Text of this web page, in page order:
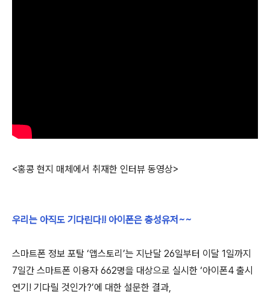
<홍콩 현지 매체에서 취재한 인터뷰 동영상>
우리는 아직도 기다린다!! 아이폰은 충성유저~~
스마트폰 정보 포탈 ‘앱스토리’는 지난달 26일부터 이달 1일까지
7일간 스마트폰 이용자 662명을 대상으로 실시한 ‘아이폰4 출시
연기! 기다릴 것인가?’에 대한 설문한 결과,